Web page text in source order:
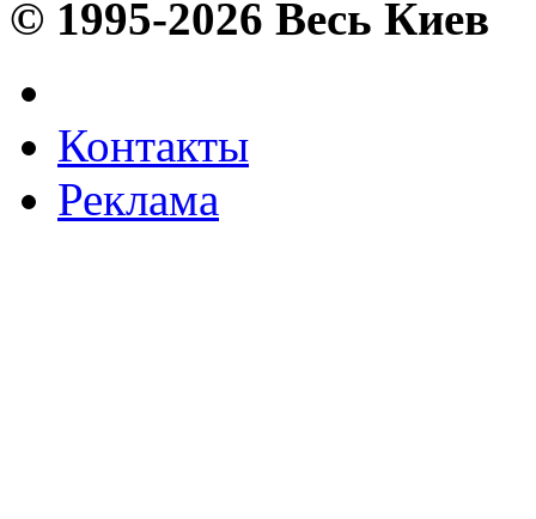
© 1995-2026 Весь Киев
Контакты
Реклама